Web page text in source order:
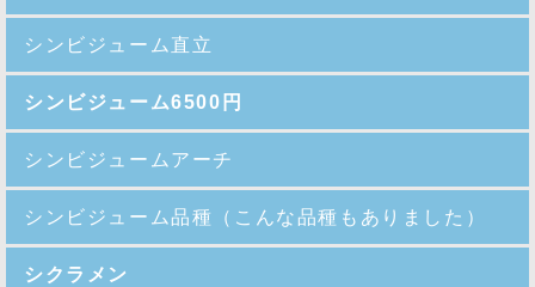
シンビジューム直立
シンビジューム6500円
シンビジュームアーチ
シンビジューム品種 （こんな品種もありました）
シクラメン